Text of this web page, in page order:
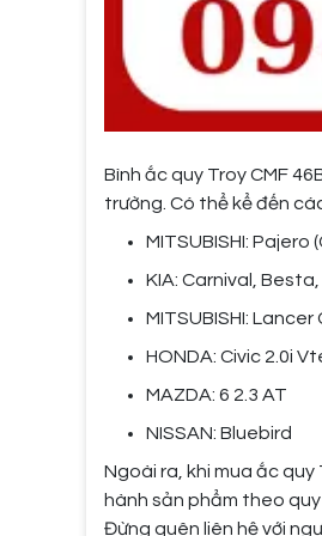
Bình ắc quy Troy CMF
trường. Có thể kể đến
MITSUBISHI: Pajero
KIA: Carnival,
MITSUBISHI:
HONDA: Civic 2.0i
MAZDA: 6 2.3 AT
NISSAN: Bluebird
Ngoài ra, khi mua ắc quy
hành sản phẩm theo
Đừng quên liên hệ với